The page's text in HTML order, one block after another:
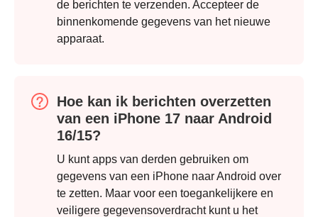
Stap 2.de berichten te verzenden. Accepteer de
binnenkomende gegevens van het nieuwe
apparaat.
Hoe kan ik berichten overzetten
van een iPhone 17 naar Android
16/15?
U kunt apps van derden gebruiken om
gegevens van een iPhone naar Android over
te zetten. Maar voor een toegankelijkere en
veiligere gegevensoverdracht kunt u het